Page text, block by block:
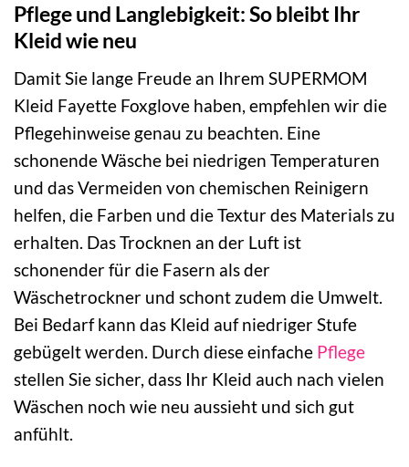
Pflege und Langlebigkeit: So bleibt Ihr
Kleid wie neu
Damit Sie lange Freude an Ihrem SUPERMOM
Kleid Fayette Foxglove haben, empfehlen wir die
Pflegehinweise genau zu beachten. Eine
schonende Wäsche bei niedrigen Temperaturen
und das Vermeiden von chemischen Reinigern
helfen, die Farben und die Textur des Materials zu
erhalten. Das Trocknen an der Luft ist
schonender für die Fasern als der
Wäschetrockner und schont zudem die Umwelt.
Bei Bedarf kann das Kleid auf niedriger Stufe
gebügelt werden. Durch diese einfache Pflege
stellen Sie sicher, dass Ihr Kleid auch nach vielen
Wäschen noch wie neu aussieht und sich gut
anfühlt.